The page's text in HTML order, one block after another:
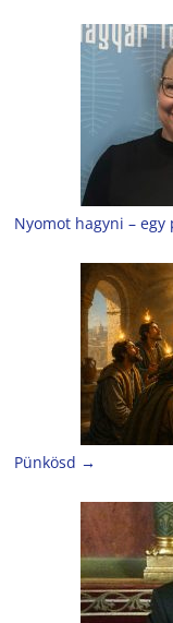
Nyomot hagyni –
Pünkösd →